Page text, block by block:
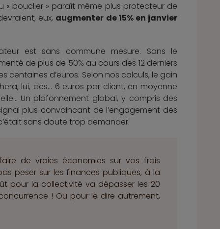
« bouclier » paraît même plus protecteur de
eux, augmenter de 15% en janvier
est sans commune mesure. Sans le
de plus de 50% au cours des 12 derniers
centaines d’euros. Selon nos calculs, le gain
lui, des… 6 euros par client, en moyenne
Un plafonnement global, y compris des
plus convaincant de l’engagement des
sans doute trop demander.
de vraies économies sur vos frais
peser sur les finances publiques, à la
pour la collectivité va dépasser les 20
! Ou pour le dire autrement,